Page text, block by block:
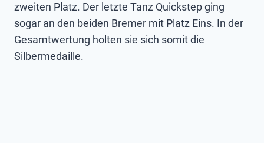
zweiten Platz. Der letzte Tanz Quickstep ging
sogar an den beiden Bremer mit Platz Eins. In der
Gesamtwertung holten sie sich somit die
Silbermedaille.